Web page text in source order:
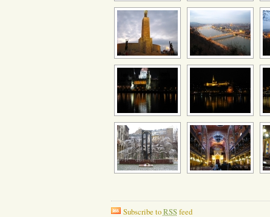
Subscribe toRSSfeed